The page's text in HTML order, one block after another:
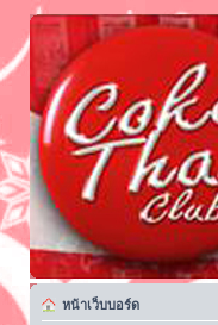
หน้าเว็บบอร์ด